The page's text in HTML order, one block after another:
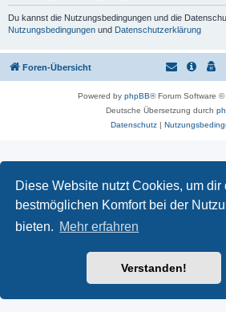
Diese Website nutzt Cookies, um dir
bestmöglichen Komfort bei der
bieten. Mehr erfahren
Verstanden!
Du kannst die Nutzungsbedingungen und die
Nutzungsbedingungen und Datenschutzerklärung
Foren-Übersicht
Powered by phpBB® Forum Software ©
Deutsche Übersetzung durch
Datenschutz|